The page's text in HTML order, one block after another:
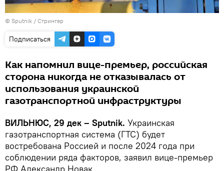
© Sputnik / Стрингер
Подписаться
Как напомнил вице-премьер, российская
сторона никогда не отказывалась от
использования украинской
газотранспортной инфраструктуры
ВИЛЬНЮС, 29 дек – Sputnik. Украинская
газотранспортная система (ГТС) будет
востребована Россией и после 2024 года при
соблюдении ряда факторов, заявил вице-премьер
РФ Александр Новак.